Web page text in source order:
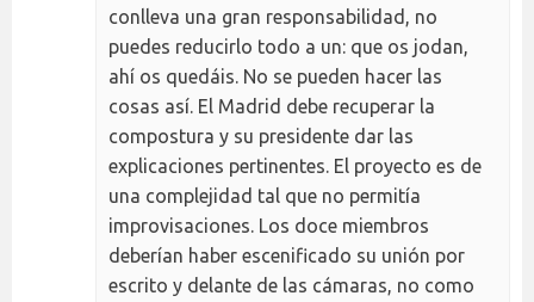
conlleva una gran responsabilidad, no
puedes reducirlo todo a un: que os jodan,
ahí os quedáis. No se pueden hacer las
cosas así. El Madrid debe recuperar la
compostura y su presidente dar las
explicaciones pertinentes. El proyecto es de
una complejidad tal que no permitía
improvisaciones. Los doce miembros
deberían haber escenificado su unión por
escrito y delante de las cámaras, no como